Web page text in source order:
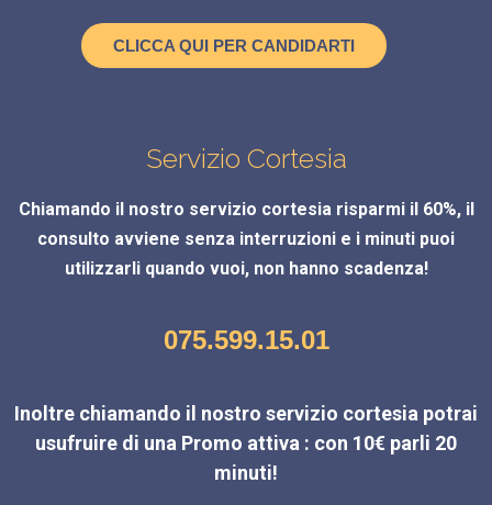
CLICCA QUI PER CANDIDARTI
Servizio Cortesia
Chiamando il nostro servizio cortesia risparmi il 60%, il
consulto avviene senza interruzioni e i minuti puoi
utilizzarli quando vuoi, non hanno scadenza!
075.599.15.01
Inoltre chiamando il nostro servizio cortesia potrai
usufruire di una Promo attiva : con 10€ parli 20
minuti!